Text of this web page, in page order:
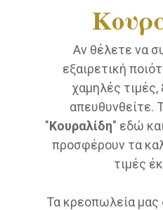
Αν θέλετε να
εξαιρετική
χαμηλές
απευθυνθείτε.
"Κουραλίδη" εδώ
προσφέρουν τα
τιμές
Τα κρεοπωλεία μας